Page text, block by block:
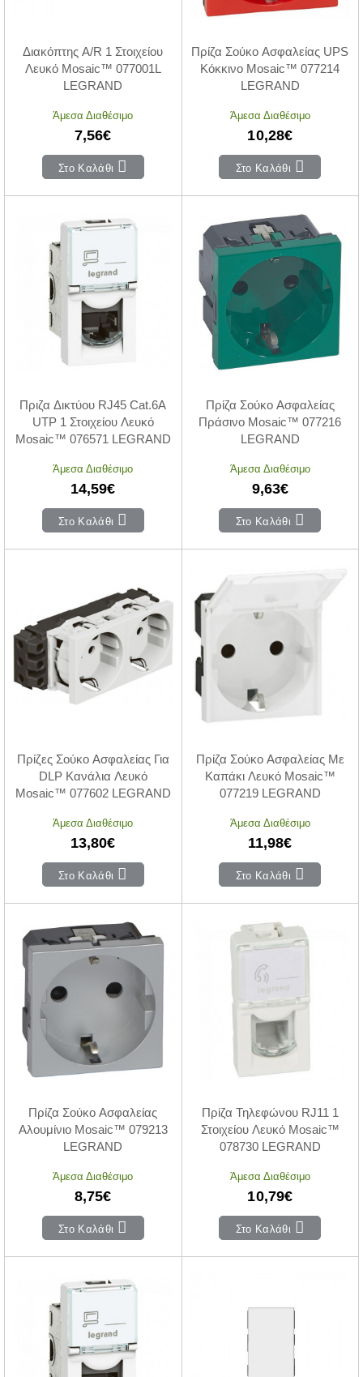
Διακόπτης A/R 1 Στοιχείου
Λευκό Mosaic™ 077001L
LEGRAND
Άμεσα Διαθέσιμο
7,56€
Στο Καλάθι
Πρίζα Σούκο Ασφαλείας UPS
Κόκκινο Mosaic™ 077214
LEGRAND
Άμεσα Διαθέσιμο
10,28€
Στο Καλάθι
Πριζα Δικτύου RJ45 Cat.6A
UTP 1 Στοιχείου Λευκό
Mosaic™ 076571 LEGRAND
Άμεσα Διαθέσιμο
14,59€
Στο Καλάθι
Πρίζα Σούκο Ασφαλείας
Πράσινο Mosaic™ 077216
LEGRAND
Άμεσα Διαθέσιμο
9,63€
Στο Καλάθι
Πρίζες Σούκο Ασφαλείας Για
DLP Κανάλια Λευκό
Mosaic™ 077602 LEGRAND
Άμεσα Διαθέσιμο
13,80€
Στο Καλάθι
Πρίζα Σούκο Ασφαλείας Με
Καπάκι Λευκό Mosaic™
077219 LEGRAND
Άμεσα Διαθέσιμο
11,98€
Στο Καλάθι
Πρίζα Σούκο Ασφαλείας
Αλουμίνιο Mosaic™ 079213
LEGRAND
Άμεσα Διαθέσιμο
8,75€
Στο Καλάθι
Πρίζα Τηλεφώνου RJ11 1
Στοιχείου Λευκό Mosaic™
078730 LEGRAND
Άμεσα Διαθέσιμο
10,79€
Στο Καλάθι